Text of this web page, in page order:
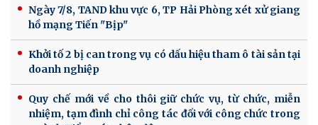
Ngày 7/8, TAND khu vực 6, TP Hải Phòng xét xử giang
hồ mạng Tiến "Bịp"
Khởi tố 2 bị can trong vụ có dấu hiệu tham ô tài sản tại
doanh nghiệp
Quy chế mới về cho thôi giữ chức vụ, từ chức, miễn
nhiệm, tạm đình chỉ công tác đối với công chức trong